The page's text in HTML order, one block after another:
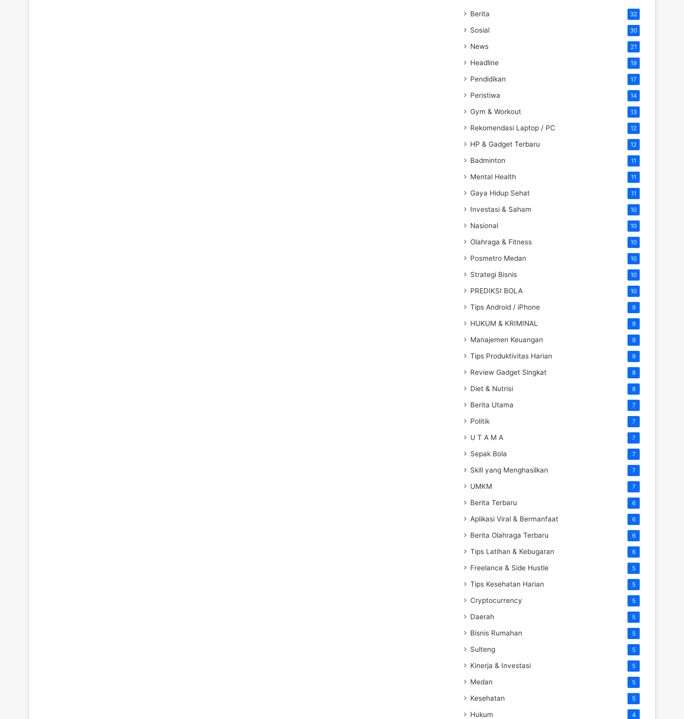
Berita 32
Sosial 30
News 21
Headline 19
Pendidikan 17
Peristiwa 14
Gym & Workout 13
Rekomendasi Laptop / PC 12
HP & Gadget Terbaru 12
Badminton 11
Mental Health 11
Gaya Hidup Sehat 11
Investasi & Saham 10
Nasional 10
Olahraga & Fitness 10
Posmetro Medan 10
Strategi Bisnis 10
PREDIKSI BOLA 10
Tips Android / iPhone 9
HUKUM & KRIMINAL 9
Manajemen Keuangan 9
Tips Produktivitas Harian 9
Review Gadget Singkat 8
Diet & Nutrisi 8
Berita Utama 7
Politik 7
U T A M A 7
Sepak Bola 7
Skill yang Menghasilkan 7
UMKM 7
Berita Terbaru 6
Aplikasi Viral & Bermanfaat 6
Berita Olahraga Terbaru 6
Tips Latihan & Kebugaran 6
Freelance & Side Hustle 5
Tips Kesehatan Harian 5
Cryptocurrency 5
Daerah 5
Bisnis Rumahan 5
Sulteng 5
Kinerja & Investasi 5
Medan 5
Kesehatan 5
Hukum 4